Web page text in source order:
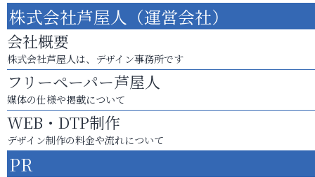
株式会社芦屋人（運営会社）
会社概要
株式会社芦屋人は、デザイン事務所です
フリーペーパー芦屋人
媒体の仕様や掲載について
WEB・DTP制作
デザイン制作の料金や流れについて
PR